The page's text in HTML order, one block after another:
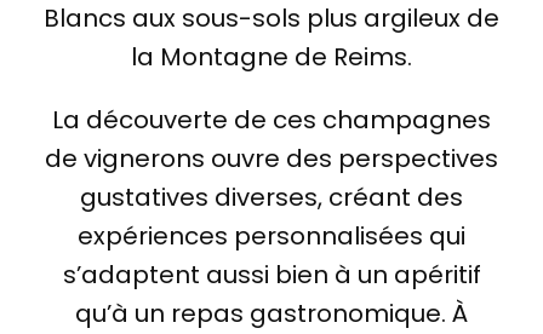
Blancs aux sous-sols plus argileux de
la Montagne de Reims.
La découverte de ces champagnes
de vignerons ouvre des perspectives
gustatives diverses, créant des
expériences personnalisées qui
s’adaptent aussi bien à un apéritif
qu’à un repas gastronomique. À